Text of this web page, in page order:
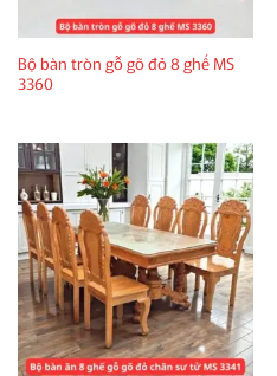
Bộ bàn tròn gỗ gõ đỏ 8 ghế MS
3360